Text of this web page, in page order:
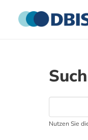
Nutzen Sie